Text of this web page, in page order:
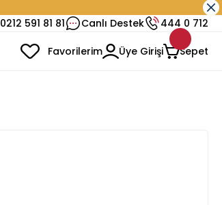
0212 591 81 81 Canlı Destek 444 0 712
Favorilerim Üye Girişi Sepet